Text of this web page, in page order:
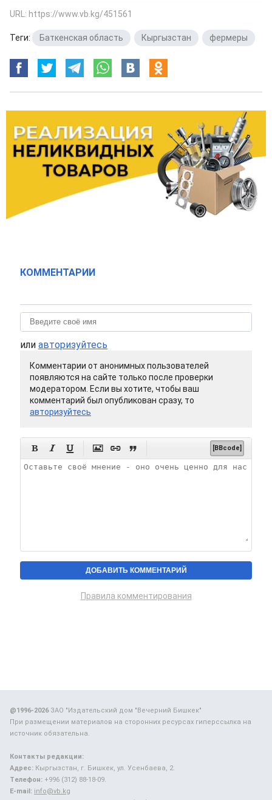
URL: https://www.vb.kg/451561
Теги: Баткенская область Кыргызстан фермеры
КОММЕНТАРИИ
или авторизуйтесь
Комментарии от анонимных пользователей
появляются на сайте только после проверки
модератором. Если вы хотите, чтобы ваш
комментарий был опубликован сразу, то
авторизуйтесь
      [BBcode]
Правила комментирования
@1996-2026ЗАО "Издательский дом "Вечерний Бишкек"
При размещении материалов на сторонних ресурсах гиперссылка на
источник обязательна.
Контакты редакции:
Адрес: Кыргызстан, г. Бишкек, ул. Усенбаева, 2.
Телефон: +996 (312) 88-18-09.
E-mail: info@vb.kg